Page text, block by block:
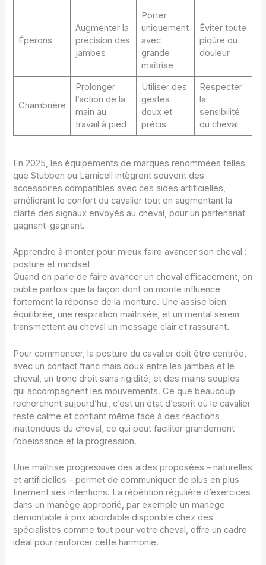
Éperons
Augmenter la
précision des
jambes
Porter
uniquement
avec
grande
maîtrise
Éviter toute
piqûre ou
douleur
Chambrière
Prolonger
l’action de la
main au
travail à pied
Utiliser des
gestes
doux et
précis
Respecter
la
sensibilité
du cheval
En 2025, les équipements de marques renommées telles
que Stubben ou Lamicell intègrent souvent des
accessoires compatibles avec ces aides artificielles,
améliorant le confort du cavalier tout en augmentant la
clarté des signaux envoyés au cheval, pour un partenariat
gagnant-gagnant.
Apprendre à monter pour mieux faire avancer son cheval :
posture et mindset
Quand on parle de faire avancer un cheval efficacement, on
oublie parfois que la façon dont on monte influence
fortement la réponse de la monture. Une assise bien
équilibrée, une respiration maîtrisée, et un mental serein
transmettent au cheval un message clair et rassurant.
Pour commencer, la posture du cavalier doit être centrée,
avec un contact franc mais doux entre les jambes et le
cheval, un tronc droit sans rigidité, et des mains souples
qui accompagnent les mouvements. Ce que beaucoup
recherchent aujourd’hui, c’est un état d’esprit où le cavalier
reste calme et confiant même face à des réactions
inattendues du cheval, ce qui peut faciliter grandement
l’obéissance et la progression.
Une maîtrise progressive des aides proposées – naturelles
et artificielles – permet de communiquer de plus en plus
finement ses intentions. La répétition régulière d’exercices
dans un manège approprié, par exemple un manège
démontable à prix abordable disponible chez des
spécialistes comme tout pour votre cheval, offre un cadre
idéal pour renforcer cette harmonie.